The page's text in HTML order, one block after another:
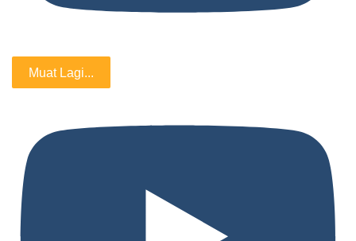
Muat Lagi...